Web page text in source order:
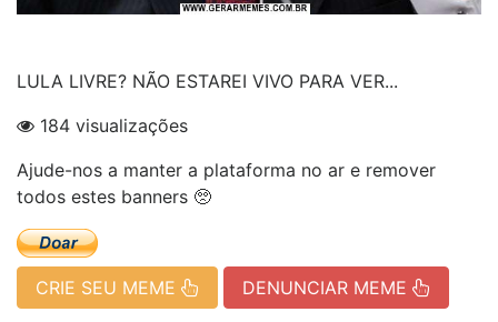
LULA LIVRE? NÃO ESTAREI VIVO PARA VER...
184 visualizações
Ajude-nos a manter a plataforma no ar e remover
todos estes banners 🥺
CRIE SEU MEME DENUNCIAR MEME